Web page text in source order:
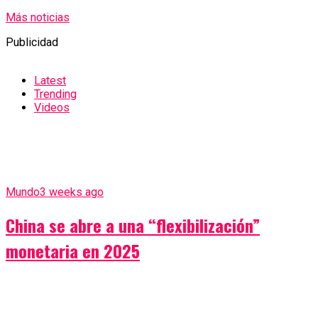
Más noticias
Publicidad
Latest
Trending
Videos
Mundo3 weeks ago
China se abre a una “flexibilización”
monetaria en 2025